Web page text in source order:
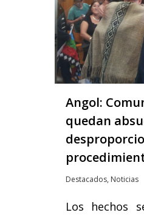
Angol:
quedan
Destacados, Noticias
Los hechos